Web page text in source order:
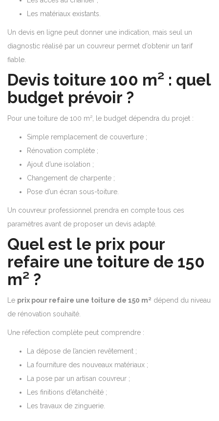
Les matériaux existants.
Un devis en ligne peut donner une indication, mais seul un
diagnostic réalisé par un couvreur permet d’obtenir un tarif
fiable.
Devis toiture 100 m² : quel
budget prévoir ?
Pour une toiture de 100 m², le budget dépendra du projet :
Simple remplacement de couverture ;
Rénovation complète ;
Ajout d’une isolation ;
Changement de charpente ;
Pose d’un écran sous-toiture.
Un couvreur professionnel prendra en compte tous ces
paramètres avant de proposer un devis adapté.
Quel est le prix pour
refaire une toiture de 150
m² ?
Le prix pour refaire une toiture de 150 m² dépend du niveau
de rénovation souhaité.
Une réfection complète peut comprendre :
La dépose de l’ancien revêtement ;
La fourniture des nouveaux matériaux ;
La pose par un artisan couvreur ;
Les finitions d’étanchéité ;
Les travaux de zinguerie.